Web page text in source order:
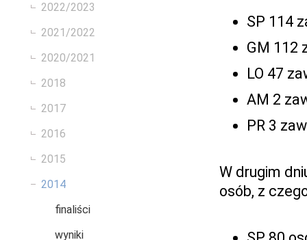
2022/2023
2021/2022
2020/2021
2018
2017
2016
2015
2014
finaliści
wyniki
SP 114
GM 112
LO 47
AM 2
PR 3
W drugim
osób, z